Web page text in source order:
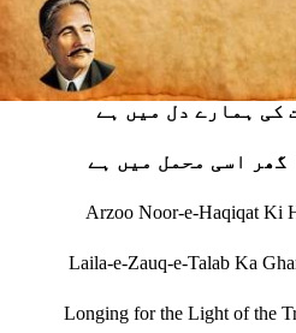
کی ہمارے دل میں ہے
گھر اسی محمل میں ہے
Arzoo Noor-e-Haqiqat Ki
Laila-e-Zauq-e-Talab Ka
Longing for the Light of the